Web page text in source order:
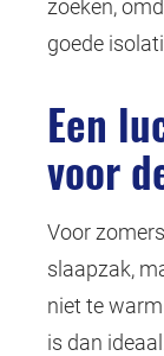
zoeken,
goede
Een
voor
Voor
slaapzak,
niet te
is dan